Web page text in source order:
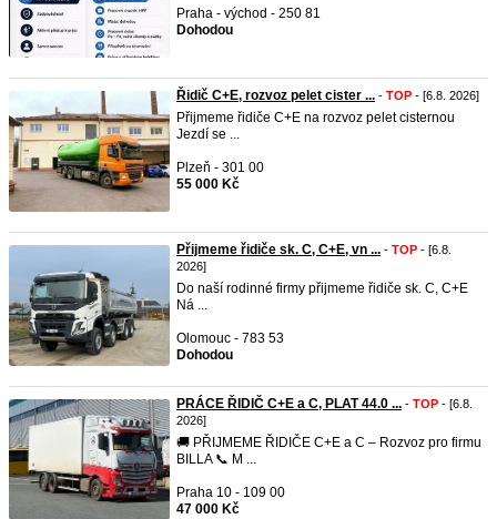
Praha - východ - 250 81
Dohodou
Řidič C+E, rozvoz pelet cister ... - TOP - [6.8. 2026]
Přijmeme řidiče C+E na rozvoz pelet cisternou
Jezdí se ...
Plzeň - 301 00
55 000 Kč
Přijmeme řidiče sk. C, C+E, vn ... - TOP - [6.8.
2026]
Do naší rodinné firmy přijmeme řidiče sk. C, C+E
Ná ...
Olomouc - 783 53
Dohodou
PRÁCE ŘIDIČ C+E a C, PLAT 44.0 ... - TOP - [6.8.
2026]
🚚 PŘIJMEME ŘIDIČE C+E a C – Rozvoz pro firmu
BILLA 📞 M ...
Praha 10 - 109 00
47 000 Kč